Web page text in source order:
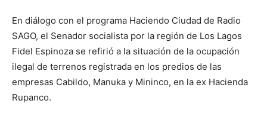
En diálogo con el programa Haciendo Ciudad de Radio
SAGO, el Senador socialista por la región de Los Lagos
Fidel Espinoza se refirió a la situación de la ocupación
ilegal de terrenos registrada en los predios de las
empresas Cabildo, Manuka y Mininco, en la ex Hacienda
Rupanco.